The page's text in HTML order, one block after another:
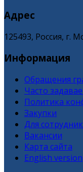
Адрес
125493, Россия, г.
Информация
Обращения
Часто
Политика
Закупки
Для
Вакансии
Карта сайта
English version